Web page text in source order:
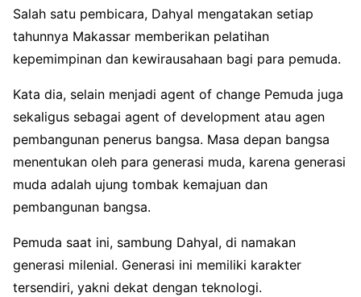
Salah satu pembicara, Dahyal mengatakan setiap
tahunnya Makassar memberikan pelatihan
kepemimpinan dan kewirausahaan bagi para pemuda.
Kata dia, selain menjadi agent of change Pemuda juga
sekaligus sebagai agent of development atau agen
pembangunan penerus bangsa. Masa depan bangsa
menentukan oleh para generasi muda, karena generasi
muda adalah ujung tombak kemajuan dan
pembangunan bangsa.
Pemuda saat ini, sambung Dahyal, di namakan
generasi milenial. Generasi ini memiliki karakter
tersendiri, yakni dekat dengan teknologi.